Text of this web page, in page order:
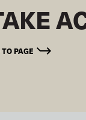
TO PAGE